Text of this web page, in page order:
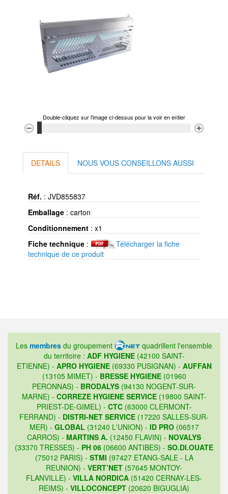
Double-cliquez sur l'image ci-dessus pour la voir en entier
DETAILS NOUS VOUS CONSEILLONS AUSSI
Réf. : JVD855837
Emballage : carton
Conditionnement : x1
Fiche technique :
Télécharger la fiche
technique de ce produit
Les membres du groupement
quadrillent l'ensemble
du territoire : ADF HYGIENE(42100 SAINT-
ETIENNE) - APRO HYGIENE(69330 PUSIGNAN) - AUFFAN
(13105 MIMET) - BRESSE HYGIENE(01960
PERONNAS) - BRODALYS (94130 NOGENT-SUR-
MARNE) - CORREZE HYGIENE SERVICE(19800 SAINT-
PRIEST-DE-GIMEL) - CTC(63000 CLERMONT-
FERRAND) - DISTRI-NET SERVICE (17220 SALLES-SUR-
MER) - GLOBAL (31240 L'UNION) - ID PRO(06517
CARROS) - MARTINS A. (12450 FLAVIN) - NOVALYS
(33370 TRESSES) - PH 06 (06600 ANTIBES) - SO.DI.OUATE
(75012 PARIS) - STMI (97427 ETANG-SALE - LA
REUNION) - VERT’NET (57645 MONTOY-
FLANVILLE) - VILLA NORDICA (51420 CERNAY-LES-
REIMS) - VILLOCONCEPT (20620 BIGUGLIA)